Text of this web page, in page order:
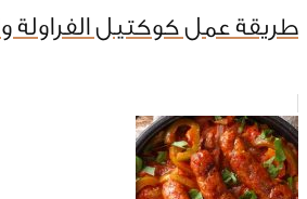
طريقة عمل كوكتيل الفراولة